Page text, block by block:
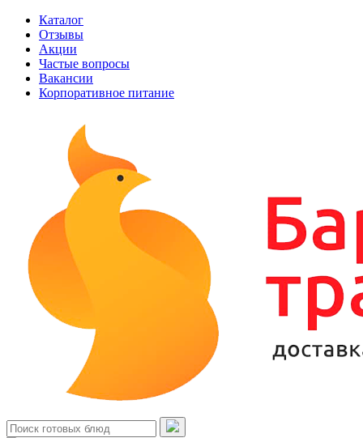
Каталог
Отзывы
Акции
Частые вопросы
Вакансии
Корпоративное питание